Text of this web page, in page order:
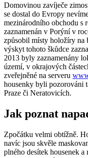
Domovinou zavíječe
se dostal do Evropy
mezinárodního obchodu s
zaznamenán v Porýní v
způsobil místy holožíry na
výskyt tohoto škůdce
2013 byly zaznamenány
území, v okrajových
zveřejněné na serveru
housenky byli pozorováni
Praze či Neratovicích.
Jak poznat
Zpočátku velmi obtížně.
navíc jsou skvěle
plného desítek housenek